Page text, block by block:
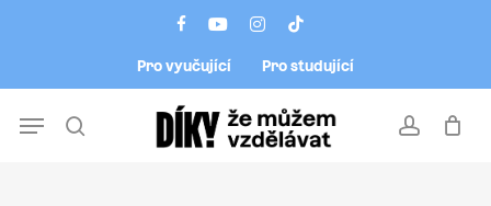
facebookyoutubeinstagram
tiktok
Pro vyučující Pro studující
account
Menu